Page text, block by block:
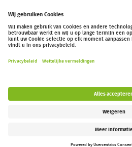
outdoor-ticket.net– Een project van
Follow us: